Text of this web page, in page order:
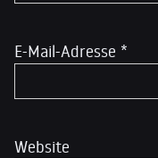
E-Mail-Adresse *
Website